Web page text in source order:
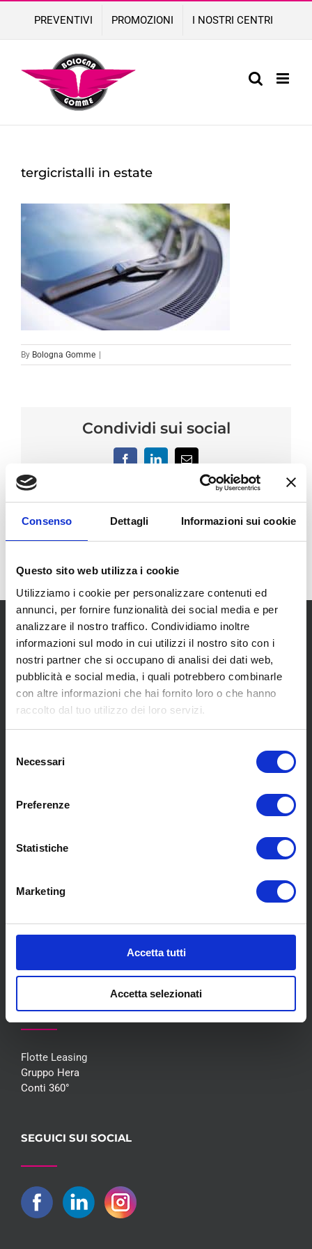
Consenso Dettagli Informazioni sui cookie
Questo sito web utilizza i cookie
Utilizziamo i cookie per personalizzare contenuti ed
annunci, per fornire funzionalità dei social media e per
analizzare il nostro traffico. Condividiamo inoltre
informazioni sul modo in cui utilizzi il nostro sito con i
nostri partner che si occupano di analisi dei dati web,
pubblicità e social media, i quali potrebbero combinarle
con altre informazioni che hai fornito loro o che hanno
raccolto dal tuo utilizzo dei loro servizi.
delNecessari
Preferenze
Statistiche
Marketing
Accetta tutti
Accetta selezionati
content
PREVENTIVI PROMOZIONI I NOSTRI CENTRI
tergicristalli in estate
By Bologna Gomme
Condividi sui social
FacebookLinkedInEmail
SCOPRI I NOSTRI CENTRI
Chi siamo
Meccanica
Blog
Promozioni
COLLABORAZIONI
Flotte Leasing
Gruppo Hera
Conti 360°
SEGUICI SUI SOCIAL